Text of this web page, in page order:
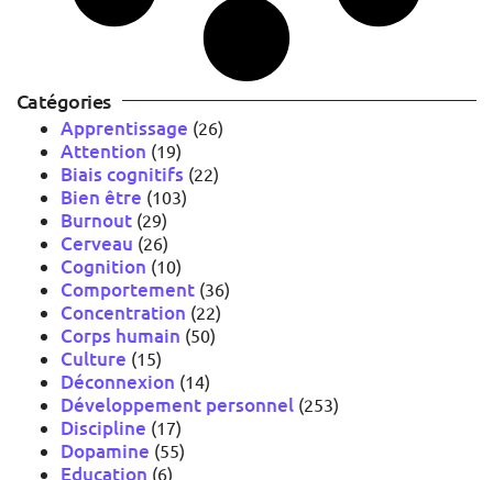
Catégories
Apprentissage (26)
Attention (19)
Biais cognitifs (22)
Bien être (103)
Burnout (29)
Cerveau (26)
Cognition (10)
Comportement (36)
Concentration (22)
Corps humain (50)
Culture (15)
Déconnexion (14)
Développement personnel (253)
Discipline (17)
Dopamine (55)
Education (6)